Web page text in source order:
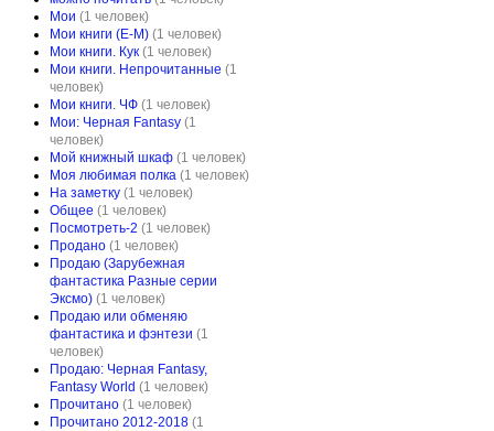
Мои (1 человек)
Мои книги (Е-М) (1 человек)
Мои книги. Кук (1 человек)
Мои книги. Непрочитанные (1
человек)
Мои книги. ЧФ (1 человек)
Мои: Черная Fantasy (1
человек)
Мой книжный шкаф (1 человек)
Моя любимая полка (1 человек)
На заметку (1 человек)
Общее (1 человек)
Посмотреть-2 (1 человек)
Продано (1 человек)
Продаю (Зарубежная
фантастика Разные серии
Эксмо) (1 человек)
Продаю или обменяю
фантастика и фэнтези (1
человек)
Продаю: Черная Fantasy,
Fantasy World (1 человек)
Прочитано (1 человек)
Прочитано 2012-2018 (1